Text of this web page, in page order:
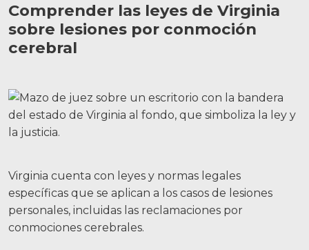
Comprender las leyes de Virginia
sobre lesiones por conmoción
cerebral
Virginia cuenta con leyes y normas legales
específicas que se aplican a los casos de lesiones
personales, incluidas las reclamaciones por
conmociones cerebrales.